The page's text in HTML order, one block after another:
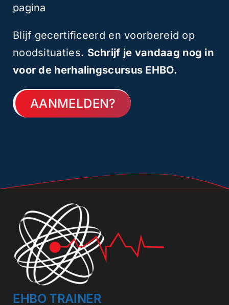
pagina
Blijf gecertificeerd en voorbereid op
noodsituaties. Schrijf je vandaag nog in
voor de herhalingscursus EHBO.
AANMELDEN?
EHBO TRAINER